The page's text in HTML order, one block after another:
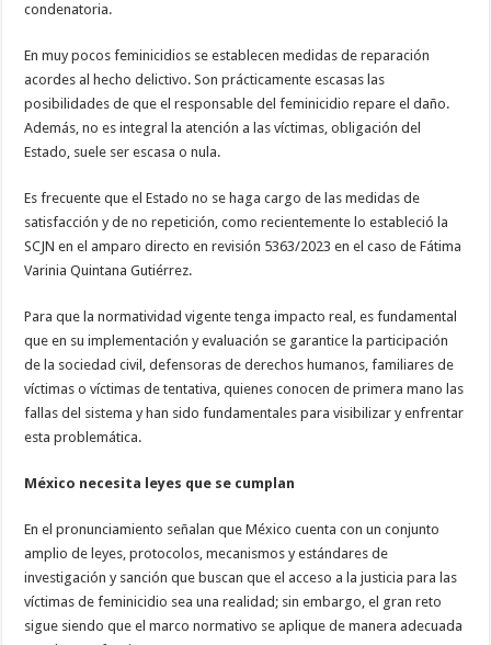
condenatoria.
En muy pocos feminicidios se establecen medidas de reparación
acordes al hecho delictivo. Son prácticamente escasas las
posibilidades de que el responsable del feminicidio repare el daño.
Además, no es integral la atención a las víctimas, obligación del
Estado, suele ser escasa o nula.
Es frecuente que el Estado no se haga cargo de las medidas de
satisfacción y de no repetición, como recientemente lo estableció la
SCJN en el amparo directo en revisión 5363/2023 en el caso de Fátima
Varinia Quintana Gutiérrez.
Para que la normatividad vigente tenga impacto real, es fundamental
que en su implementación y evaluación se garantice la participación
de la sociedad civil, defensoras de derechos humanos, familiares de
víctimas o víctimas de tentativa, quienes conocen de primera mano las
fallas del sistema y han sido fundamentales para visibilizar y enfrentar
esta problemática.
México necesita leyes que se cumplan
En el pronunciamiento señalan que México cuenta con un conjunto
amplio de leyes, protocolos, mecanismos y estándares de
investigación y sanción que buscan que el acceso a la justicia para las
víctimas de feminicidio sea una realidad; sin embargo, el gran reto
sigue siendo que el marco normativo se aplique de manera adecuada